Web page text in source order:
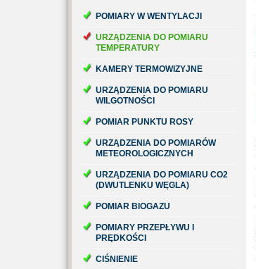
POMIARY W WENTYLACJI
URZĄDZENIA DO POMIARU
TEMPERATURY
KAMERY TERMOWIZYJNE
URZĄDZENIA DO POMIARU
WILGOTNOŚCI
POMIAR PUNKTU ROSY
URZĄDZENIA DO POMIARÓW
METEOROLOGICZNYCH
URZĄDZENIA DO POMIARU CO2
(DWUTLENKU WĘGLA)
POMIAR BIOGAZU
POMIARY PRZEPŁYWU I
PRĘDKOŚCI
CIŚNIENIE